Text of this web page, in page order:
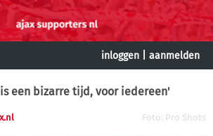
inloggen aanmelden
een bizarre tijd, voor iedereen'
Foto: Pro Shots